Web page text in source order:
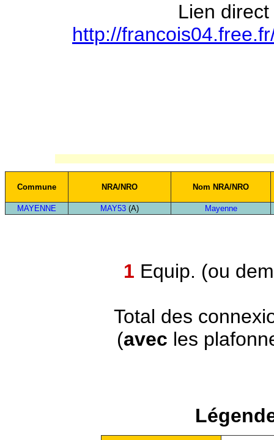
Lien
http://
Commune NRA/NRO Nom NRA/NRO
MAYENNE MAY53 (A) Mayenne
1 Equip. (ou
Total des
(avec les